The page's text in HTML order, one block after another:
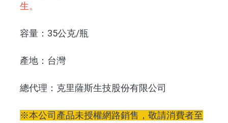
生。
容量：35公克/瓶
產地：台灣
總代理：克里薩斯生技股份有限公司
※本公司產品未授權網路銷售，敬請消費者至